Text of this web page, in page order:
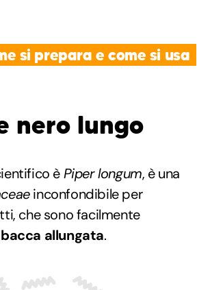
si prepara e come si usa
nero lungo
èPiper longum, è una
inconfondibile per
che sono facilmente
bacca allungata.